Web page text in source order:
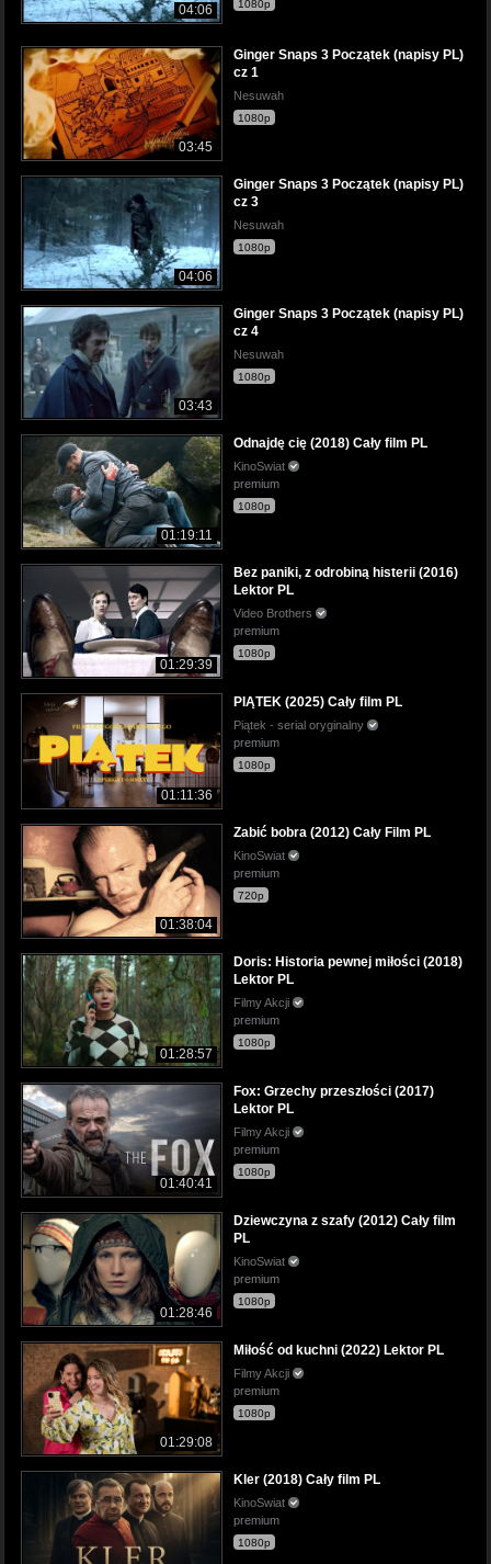
04:06 1080p
03:45
Ginger Snaps 3 Początek (napisy PL)
cz 1
Nesuwah
1080p
04:06
Ginger Snaps 3 Początek (napisy PL)
cz 3
Nesuwah
1080p
03:43
Ginger Snaps 3 Początek (napisy PL)
cz 4
Nesuwah
1080p
01:19:11
Odnajdę cię (2018) Cały film PL
KinoSwiat
premium
1080p
01:29:39
Bez paniki, z odrobiną histerii (2016)
Lektor PL
Video Brothers
premium
1080p
01:11:36
PIĄTEK (2025) Cały film PL
Piątek - serial oryginalny
premium
1080p
01:38:04
Zabić bobra (2012) Cały Film PL
KinoSwiat
premium
720p
01:28:57
Doris: Historia pewnej miłości (2018)
Lektor PL
Filmy Akcji
premium
1080p
01:40:41
Fox: Grzechy przeszłości (2017)
Lektor PL
Filmy Akcji
premium
1080p
01:28:46
Dziewczyna z szafy (2012) Cały film
PL
KinoSwiat
premium
1080p
01:29:08
Miłość od kuchni (2022) Lektor PL
Filmy Akcji
premium
1080p
Kler (2018) Cały film PL
KinoSwiat
premium
1080p